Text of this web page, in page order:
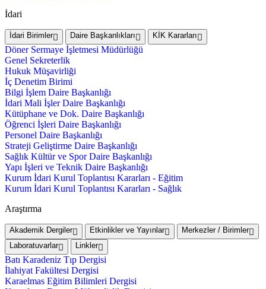
İdari
İdari Birimler Daire Başkanlıkları KİK Kararları
Döner Sermaye İşletmesi Müdürlüğü
Genel Sekreterlik
Hukuk Müşavirliği
İç Denetim Birimi
Bilgi İşlem Daire Başkanlığı
İdari Mali İşler Daire Başkanlığı
Kütüphane ve Dok. Daire Başkanlığı
Öğrenci İşleri Daire Başkanlığı
Personel Daire Başkanlığı
Strateji Geliştirme Daire Başkanlığı
Sağlık Kültür ve Spor Daire Başkanlığı
Yapı İşleri ve Teknik Daire Başkanlığı
Kurum İdari Kurul Toplantısı Kararları - Eğitim
Kurum İdari Kurul Toplantısı Kararları - Sağlık
Araştırma
Akademik Dergiler Etkinlikler ve Yayınlar
Merkezler / Birimler
Laboratuvarlar
Linkler
Batı Karadeniz Tıp Dergisi
İlahiyat Fakültesi Dergisi
Karaelmas Eğitim Bilimleri Dergisi